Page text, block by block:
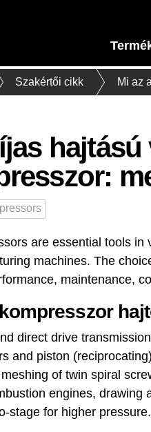
Szakértői cikk Mi az
are essential tools
machines. The
maintenance,
direct drive
and piston
of twin spiral
engines, drawing
stage for higher pressure.